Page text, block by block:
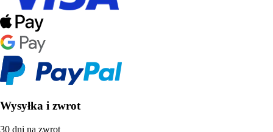
Wysyłka i zwrot
30 dni na zwrot